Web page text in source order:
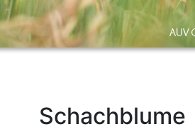
Schachblume